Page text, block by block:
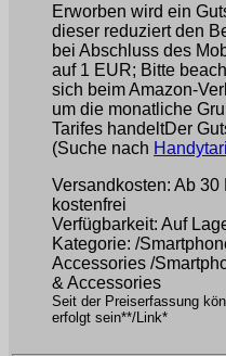
Erworben wird ein
dieser reduziert den
bei Abschluss des
auf 1 EUR; Bitte
sich beim Amazon-
um die monatliche
Tarifes handeltDer
(Suche nach
Versandkosten: Ab 30
kostenfrei
Verfügbarkeit: Auf
Kategorie: /
Accessories /
& Accessories
Seit der Preiserfassung
erfolgt sein**/Link*